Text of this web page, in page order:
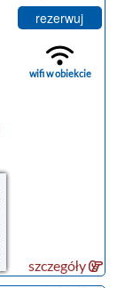
rezerwuj
wifi w obiekcie
szczegóły